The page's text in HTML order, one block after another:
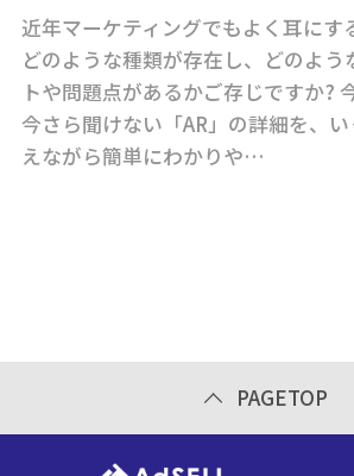
近年マーケティングでもよく耳にす
どのような種類が存在し、どのよう
トや問題点があるかご存じですか?
今さら聞けない「AR」の詳細を、
えながら簡単にわかりや…
PAGETOP